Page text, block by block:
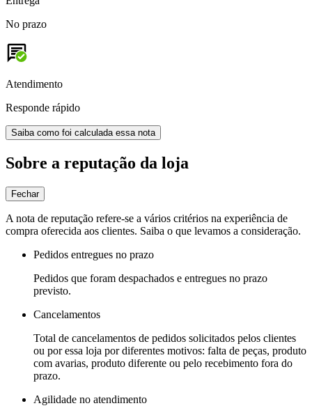
No prazo
Atendimento
Responde rápido
Saiba como foi calculada essa nota
Sobre a reputação da loja
Fechar
A nota de reputação refere-se a vários critérios na experiência de
compra oferecida aos clientes. Saiba o que levamos a consideração.
Pedidos entregues no prazo
Pedidos que foram despachados e entregues no prazo
previsto.
Cancelamentos
Total de cancelamentos de pedidos solicitados pelos clientes
ou por essa loja por diferentes motivos: falta de peças, produto
com avarias, produto diferente ou pelo recebimento fora do
prazo.
Agilidade no atendimento